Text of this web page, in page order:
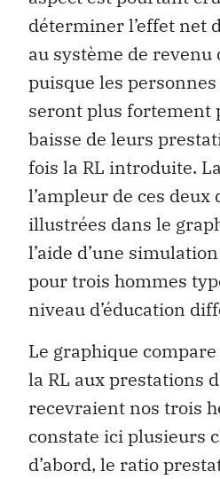
déterminer l’effet net
au système de revenu
puisque les
seront plus fortement
baisse de leurs
fois la RL introduite.
l’ampleur de ces deux
illustrées dans le
l’aide d’une
pour trois hommes
niveau d’éducation
Le graphique
la RL aux prestations
recevraient nos trois
constate ici plusieurs
d’abord, le ratio